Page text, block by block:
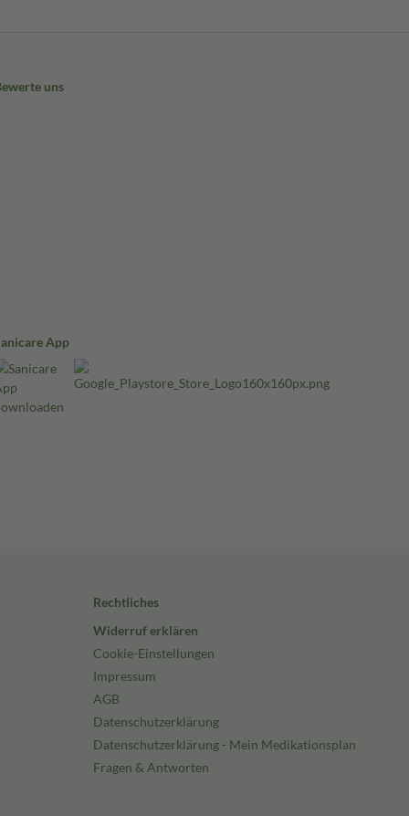
uns
App
Rechtliches
Widerruf erklären
Cookie-Einstellungen
Impressum
AGB
Datenschutzerklärung
Datenschutzerklärung - Mein Medikationsplan
Fragen & Antworten